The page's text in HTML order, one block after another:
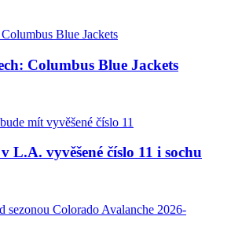
Columbus Blue Jackets
L.A. vyvěšené číslo 11 i sochu